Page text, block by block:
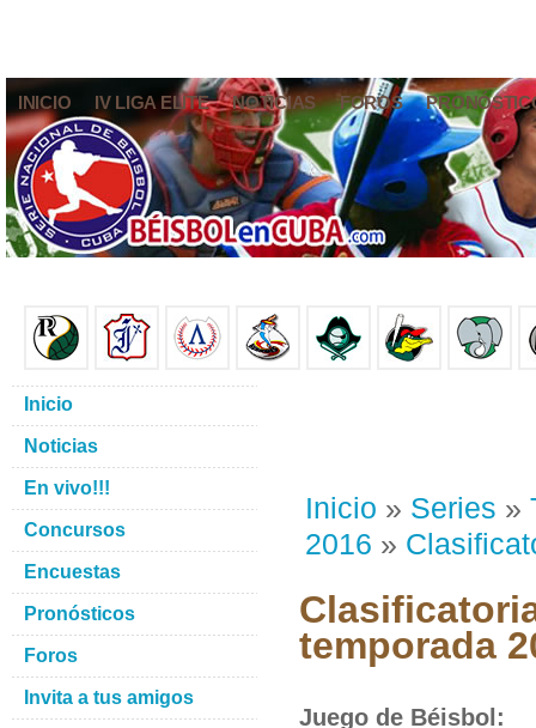
INICIO IV LIGA ELITE NOTICIAS FOROS
Inicio » Series »
2016 »
temporada
Juego de Béisbol :
Inicio
Noticias
En vivo!!!
Concursos
Encuestas
Pronósticos
Foros
Invita a tus amigos